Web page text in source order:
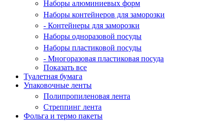
Наборы алюминиевых форм
Наборы контейнеров для заморозки
- Контейнеры для заморозки
Наборы одноразовой посуды
Наборы пластиковой посуды
- Многоразовая пластиковая посуда
Показать все
Туалетная бумага
Упаковочные ленты
Полипропиленовая лента
Стреппинг лента
Фольга и термо пакеты